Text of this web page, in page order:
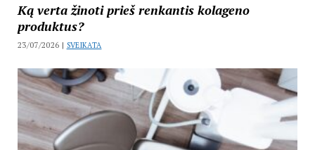
Ką verta žinoti prieš renkantis kolageno
produktus?
23/07/2026 | SVEIKATA